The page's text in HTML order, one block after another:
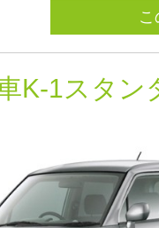
こ
K-1スタン